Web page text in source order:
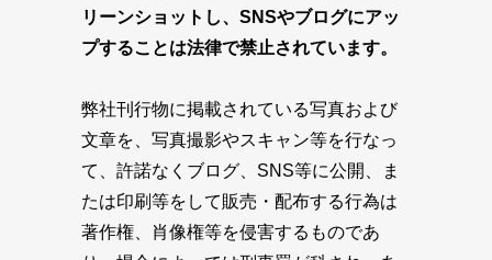
リーンショットし、SNSやブログにアッ
プすることは法律で禁止されています。
弊社刊行物に掲載されている写真および
文章を、写真撮影やスキャン等を行なっ
て、許諾なくブログ、SNS等に公開、ま
たは印刷等をして販売・配布する行為は
著作権、肖像権等を侵害するものであ